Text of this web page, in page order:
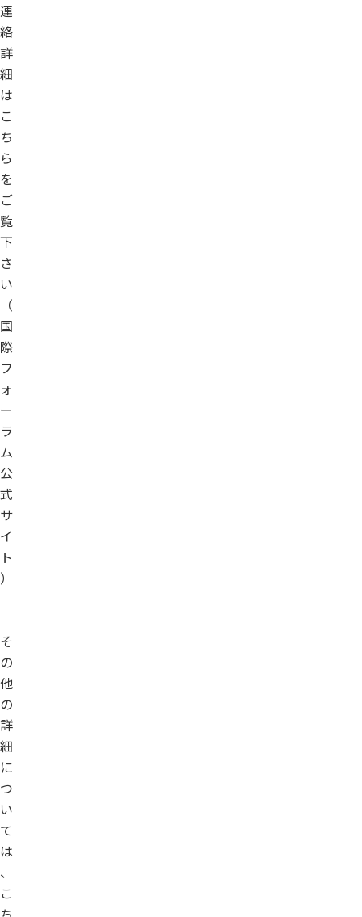
連
絡
詳
細
は
こ
ち
ら
を
ご
覧
下
さ
い
（
国
際
フ
ォ
ー
ラ
ム
公
式
サ
イ
ト
）
そ
の
他
の
詳
細
に
つ
い
て
は
、
こ